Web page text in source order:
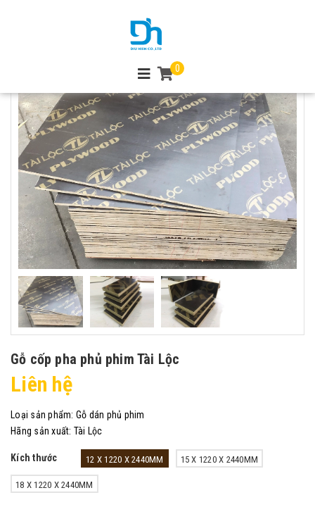
0
Gỗ cốp pha phủ phim Tài Lộc
Liên hệ
Loại sản phẩm: Gỗ dán phủ phim
Hãng sản xuất: Tài Lộc
Kích thước 12 X 1220 X 2440MM 15 X 1220 X 2440MM
18 X 1220 X 2440MM